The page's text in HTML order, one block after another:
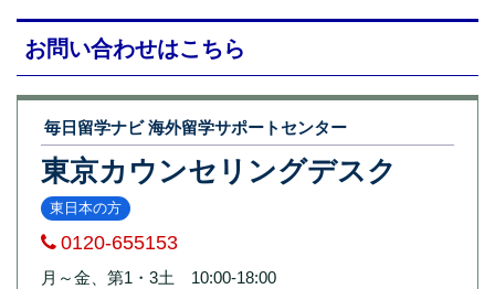
お問い合わせはこちら
毎日留学ナビ 海外留学サポートセンター
東京カウンセリングデスク
東日本の方
0120-655153
月～金、第1・3土 10:00-18:00